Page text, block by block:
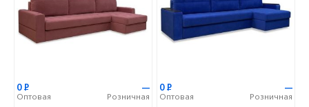
0Р
Оптовая
—
Розничная
0Р
Оптовая
—
Розничная